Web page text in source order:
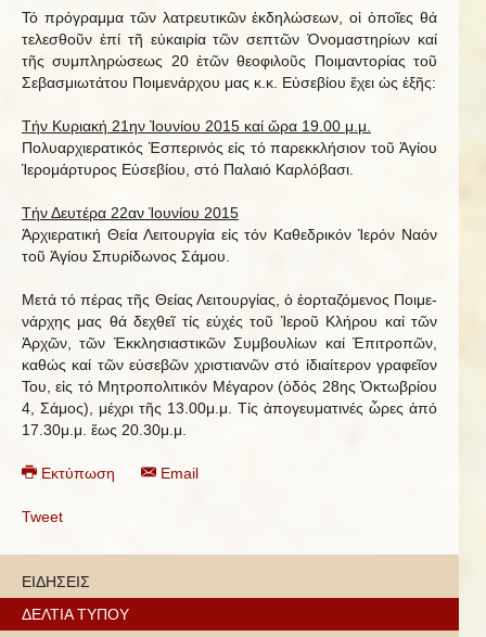
Τό πρό­γραμμα τῶν λα­τρευ­τι­κῶν ἐκ­δη­λώ­σεων, οἱ ὁ­ποῖες θά
τε­λε­σθοῦν ἐπί τῆ εὐ­και­ρία τῶν σε­πτῶν Ὀ­νο­μα­στη­ρίων καί
τῆς συμπληρώσεως 20 ἐτῶν θεοφιλοῦς Ποιμαντορίας τοῦ
Σε­βα­σμι­ω­τά­του Ποι­με­νάρ­χου μας κ.κ. Εὐ­σε­βίου ἔ­χει ὡς ἑ­ξῆς:
Τήν Κυριακή 21ην Ἰ­ου­νίου 2015 καί ὥρα 19.00 μ.μ.
Πολυαρ­χι­ε­ρα­τι­κός Ἑ­σπε­ρι­νός εἰς τό πα­ρεκ­κλή­σιον τοῦ Ἁ­γίου
Ἱ­ε­ρο­μάρ­τυ­ρος Εὐ­σε­βίου, στό Πα­λαιό Καρ­λό­βασι.
Τήν Δευτέρα 22αν Ἰ­ου­νίου 2015
Ἀρ­χι­ε­ρα­τική Θεία Λει­τουρ­γία εἰς τόν Καθεδρικόν Ἱ­ερόν Ναόν
τοῦ Ἁ­γίου Σπυ­ρί­δω­νος Σά­μου.
Μετά τό πέ­ρας τῆς Θείας Λει­τουρ­γίας, ὁ ἑ­ορ­τα­ζόμενος Ποι­με­
νάρ­χης μας θά δε­χθεῖ τίς εὐ­χές τοῦ Ἱ­ε­ροῦ Κλή­ρου καί τῶν
Ἀρ­χῶν, τῶν Ἐκ­κλη­σι­α­στι­κῶν Συμ­βου­λίων καί Ἐ­πι­τρο­πῶν,
κα­θώς καί τῶν εὐ­σε­βῶν χρι­στι­α­νῶν στό ἰ­δι­αί­τε­ρον γρα­φεῖον
Του, εἰς τό Μη­τρο­πο­λι­τικόν Μέ­γαρον (ὁ­δός 28ης Ὀ­κτω­βρίου
4, Σά­μος), μέ­χρι τῆς 13.00μ.μ. Τίς ἀ­πο­γευ­μα­τι­νές ὧ­ρες ἀπό
17.30μ.μ. ἕως 20.30μ.μ.
Εκτύπωση Email
Tweet
ΕΙΔΗΣΕΙΣ
ΔΕΛΤΙΑ ΤΥΠΟΥ